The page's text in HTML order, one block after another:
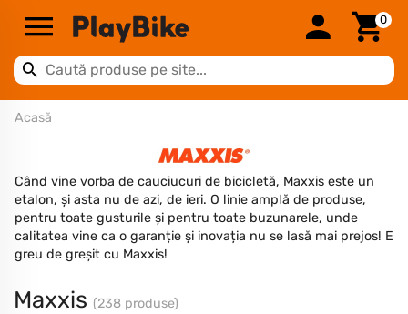
0
Acasă
Când vine vorba de cauciucuri de bicicletă, Maxxis este un
etalon, și asta nu de azi, de ieri. O linie amplă de produse,
pentru toate gusturile și pentru toate buzunarele, unde
calitatea vine ca o garanție și inovația nu se lasă mai prejos! E
greu de greșit cu Maxxis!
Maxxis (238 produse)